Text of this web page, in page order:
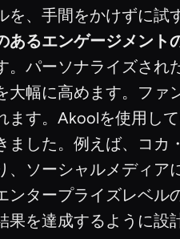
を、手間をかけずに試
あるエンゲージメント
。パーソナライズさ
大幅に高めます。ファ
ます。Akoolを使用し
ました。例えば、コカ
、ソーシャルメディ
ンタープライズレベル
果を達成するように設